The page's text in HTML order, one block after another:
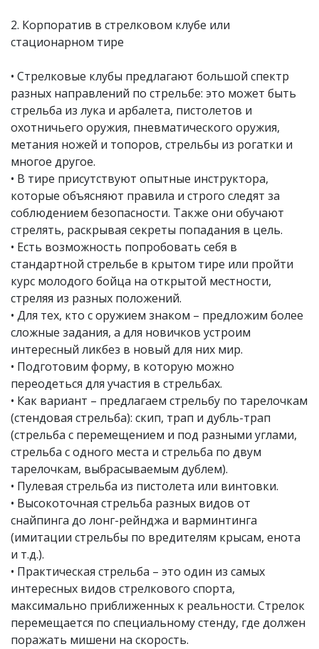
2. Корпоратив в стрелковом клубе или
стационарном тире
• Стрелковые клубы предлагают большой спектр
разных направлений по стрельбе: это может быть
стрельба из лука и арбалета, пистолетов и
охотничьего оружия, пневматического оружия,
метания ножей и топоров, стрельбы из рогатки и
многое другое.
• В тире присутствуют опытные инструктора,
которые объясняют правила и строго следят за
соблюдением безопасности. Также они обучают
стрелять, раскрывая секреты попадания в цель.
• Есть возможность попробовать себя в
стандартной стрельбе в крытом тире или пройти
курс молодого бойца на открытой местности,
стреляя из разных положений.
• Для тех, кто с оружием знаком – предложим более
сложные задания, а для новичков устроим
интересный ликбез в новый для них мир.
• Подготовим форму, в которую можно
переодеться для участия в стрельбах.
• Как вариант – предлагаем стрельбу по тарелочкам
(стендовая стрельба): скип, трап и дубль-трап
(стрельба с перемещением и под разными углами,
стрельба с одного места и стрельба по двум
тарелочкам, выбрасываемым дублем).
• Пулевая стрельба из пистолета или винтовки.
• Высокоточная стрельба разных видов от
снайпинга до лонг-рейнджа и варминтинга
(имитации стрельбы по вредителям крысам, енота
и т.д.).
• Практическая стрельба – это один из самых
интересных видов стрелкового спорта,
максимально приближенных к реальности. Стрелок
перемещается по специальному стенду, где должен
поражать мишени на скорость.